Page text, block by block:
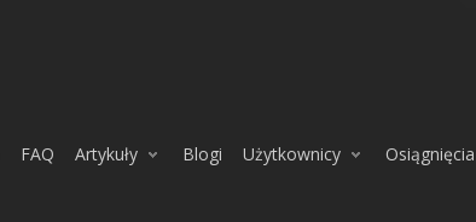
FAQ Artykuły Blogi Użytkownicy Osiągnięcia